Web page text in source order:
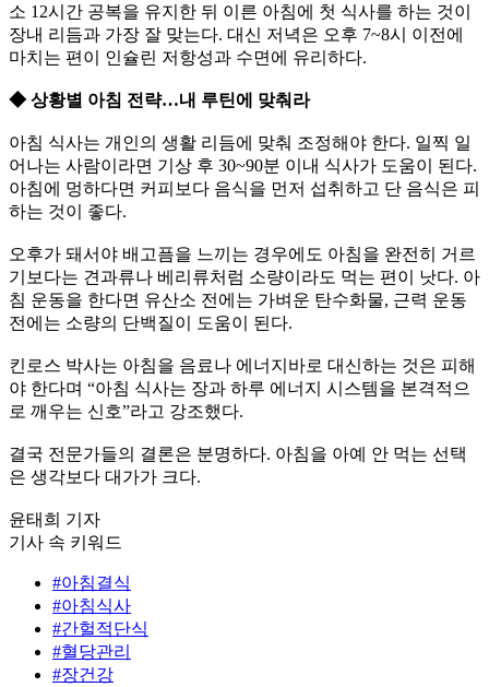
소 12시간 공복을 유지한 뒤 이른 아침에 첫 식사를 하는 것이
장내 리듬과 가장 잘 맞는다. 대신 저녁은 오후 7~8시 이전에
마치는 편이 인슐린 저항성과 수면에 유리하다.
◆ 상황별 아침 전략…내 루틴에 맞춰라
아침 식사는 개인의 생활 리듬에 맞춰 조정해야 한다. 일찍 일
어나는 사람이라면 기상 후 30~90분 이내 식사가 도움이 된다.
아침에 멍하다면 커피보다 음식을 먼저 섭취하고 단 음식은 피
하는 것이 좋다.
오후가 돼서야 배고픔을 느끼는 경우에도 아침을 완전히 거르
기보다는 견과류나 베리류처럼 소량이라도 먹는 편이 낫다. 아
침 운동을 한다면 유산소 전에는 가벼운 탄수화물, 근력 운동
전에는 소량의 단백질이 도움이 된다.
킨로스 박사는 아침을 음료나 에너지바로 대신하는 것은 피해
야 한다며 “아침 식사는 장과 하루 에너지 시스템을 본격적으
로 깨우는 신호”라고 강조했다.
결국 전문가들의 결론은 분명하다. 아침을 아예 안 먹는 선택
은 생각보다 대가가 크다.
윤태희 기자
기사 속 키워드
#아침결식
#아침식사
#간헐적단식
#혈당관리
#장건강